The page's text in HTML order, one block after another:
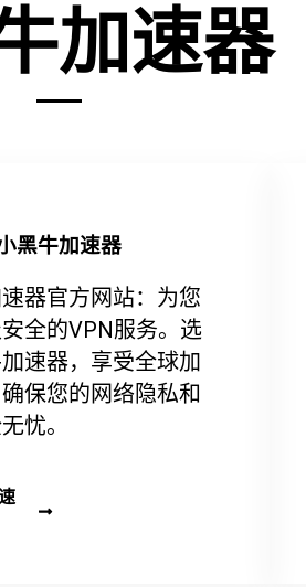
加速器
黑牛加速器
器官方网站：为您
全的VPN服务。选
速器，享受全球加
保您的网络隐私和
忧。